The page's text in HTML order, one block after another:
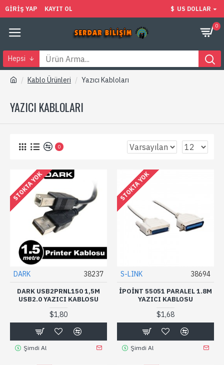
GIRIŞ YAP KAYIT OL $ US DOLLAR
0
Hepsi
Kablo Ürünleri Yazıcı Kabloları
YAZICI KABLOLARI
0
STOKTA YOK
DARK 38237
DARK USB2PRNL150 1,5M
USB2.0 YAZICI KABLOSU
$1,80
Şimdi Al
STOKTA YOK
S-LINK 38694
IPOINT 55051 PARALEL 1.8M
YAZICI KABLOSU
$1,68
Şimdi Al